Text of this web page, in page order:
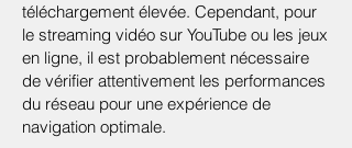
téléchargement élevée. Cependant, pour
le streaming vidéo sur YouTube ou les jeux
en ligne, il est probablement nécessaire
de vérifier attentivement les performances
du réseau pour une expérience de
navigation optimale.